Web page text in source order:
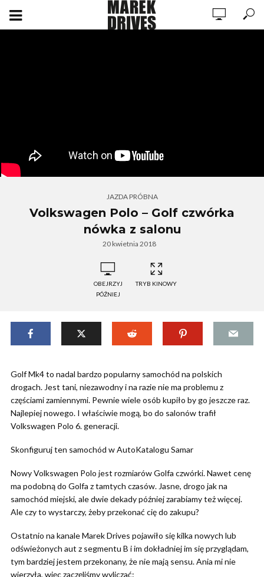
JAZDA PRÓBNA
Volkswagen Polo – Golf czwórka
nówka z salonu
20 kwietnia 2018
OBEJRZYJ
PÓŹNIEJ
TRYB KINOWY
Golf Mk4 to nadal bardzo popularny samochód na polskich
drogach. Jest tani, niezawodny i na razie nie ma problemu z
częściami zamiennymi. Pewnie wiele osób kupiło by go jeszcze raz.
Najlepiej nowego. I właściwie mogą, bo do salonów trafił
Volkswagen Polo 6. generacji.
Skonfiguruj ten samochód w AutoKatalogu Samar
Nowy Volkswagen Polo jest rozmiarów Golfa czwórki. Nawet cenę
ma podobną do Golfa z tamtych czasów. Jasne, drogo jak na
samochód miejski, ale dwie dekady później zarabiamy też więcej.
Ale czy to wystarczy, żeby przekonać cię do zakupu?
Ostatnio na kanale Marek Drives pojawiło się kilka nowych lub
odświeżonych aut z segmentu B i im dokładniej im się przyglądam,
tym bardziej jestem przekonany, że nie mają sensu. Ania mi nie
wierzyła, więc zaczęliśmy wyliczać: